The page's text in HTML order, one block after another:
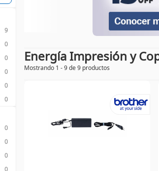
9
0
0
0
0
0
0
0
0
0
Energía Impresión y
Mostrando 1 - 9 de 9 productos